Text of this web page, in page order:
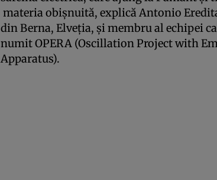
materia obişnuită, explică Antonio
din Berna, Elveţia, şi membru al echipei
numit OPERA (Oscillation Project with
Apparatus).